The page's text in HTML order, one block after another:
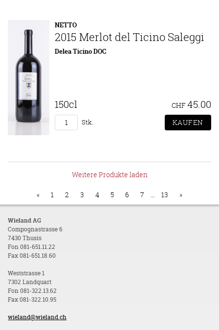
NETTO
2015 Merlot del Ticino Saleggi
Delea Ticino DOC
150cl CHF 45.00
Stk.
Weitere Produkte laden
« 1 2 3 4 5 6 7 ... 13 »
Wieland AG
Compognastrasse 6
7430 Thusis
Fon 081-651.11.22
Fax 081-651.18.60
Weststrasse 1
7302 Landquart
Fon 081-322.13.62
Fax 081-322.10.95
wieland@wieland.ch